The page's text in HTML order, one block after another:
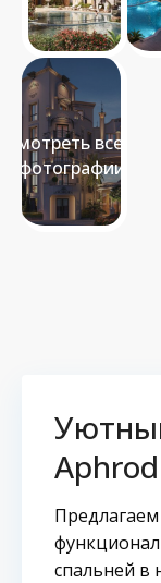
Смотреть все 7
фотографии
спальней в